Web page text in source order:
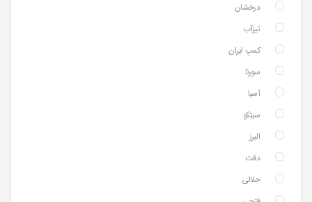
درخشان
تیزآب
کمپ ایران
سورنا
آسیا
سیتکو
البرز
دقت
جلالی